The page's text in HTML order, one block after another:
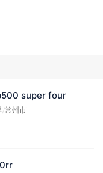
super four
/常州市